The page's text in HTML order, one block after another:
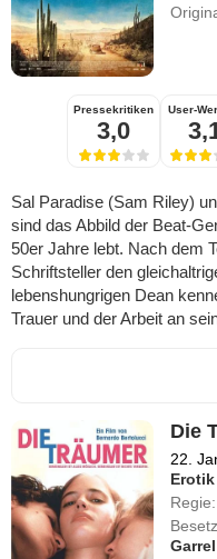
Pressekritiken
3,0
User-
Sal Paradise (Sam Riley)
sind das Abbild der Beat-
50er Jahre lebt. Nach dem
Schriftsteller den
lebenshungrigen Dean
Trauer und der Arbeit an
Die
22.
Erotik
Regie:
Garrel